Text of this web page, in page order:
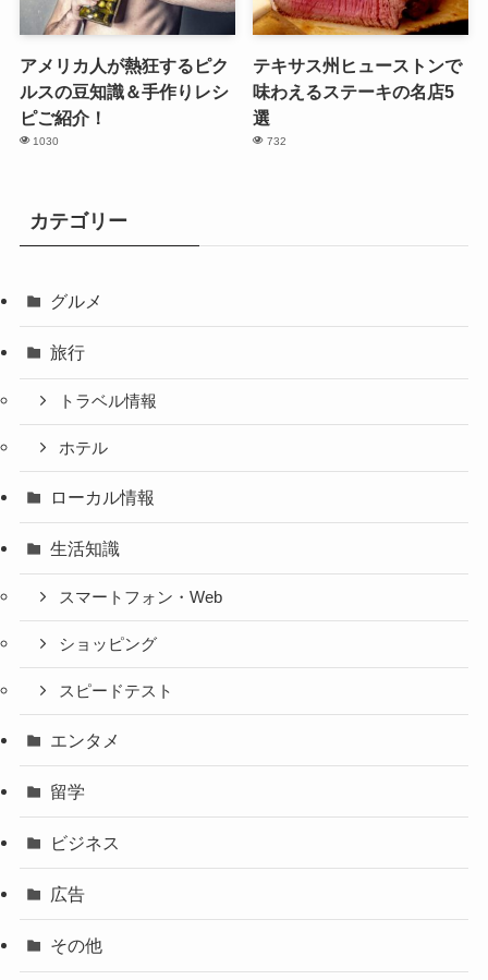
アメリカ人が熱狂するピク
ルスの豆知識＆手作りレシ
ピご紹介！
1030
テキサス州ヒューストンで
味わえるステーキの名店5
選
732
カテゴリー
グルメ
旅行
トラベル情報
ホテル
ローカル情報
生活知識
スマートフォン・Web
ショッピング
スピードテスト
エンタメ
留学
ビジネス
広告
その他